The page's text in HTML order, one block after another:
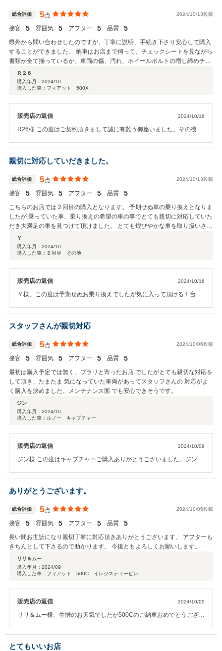
総合評価 5点 2024/10/13投稿
接客 : 5 雰囲気 : 5 アフター : 5 品質 : 5
県外から問い合わせしたのですが、丁寧に説明、手続き下さり安心して購入
することができました。 納車はお店まで伺って、チェックシートを見ながら
書類が全て揃っているか、車両の傷、汚れ、ホイールボルトの増し締めチェ
ックなど行う念の入れよう。 こんな対応初めてで感激しました。
Ｒ２６
購入年月： 2024/10
購入した車：フィアット 500X
販売店の返信 2024/10/16
R26様 この度はご契約頂きまして誠に有難う御座いました。その後、
わせくださいませ。 今後とも、どうぞ宜しくお願いいたします。
親切に対応していだきました。
総合評価 5点 2024/10/13投稿
接客 : 5 雰囲気 : 5 アフター : 5 品質 : 5
こちらのお店では２回目の購入となります。 予期せぬ車の乗り換えとなりま
したが 乗っていた車、乗り換えの希望の車の事でとても親切に対応していた
だき大満足の車を見つけて頂けました。 とても煌びやかな車を取り扱いされ
ているお店ですがどなたにも変わらない対応をして頂けます。購入後もメン
テナス面、費用面でお話しやすいです。 おすすめの信頼出来るお店です。
Ｙ
購入年月： 2024/10
購入した車：ＢＭＷ その他
販売店の返信 2024/10/16
Ｙ様、この度は予期せぬお乗り換えでしたが気に入って頂ける１台が
もしっかり対応させて頂きますのでこれからも末永いお付き合い宜し
くお願い致します。楽しいカーライフをお送りください。
スタッフさんが親切対応
総合評価 5点 2024/10/06投稿
接客 : 5 雰囲気 : 5 アフター : 5 品質 : 5
最初は購入予定では無く、ブラリと寄ったお店 でしたがとても親切な対応を
して頂き、たまたま 気になっていた車両があってスタッフさんの 対応がよ
く購入を決めました。メンテナンス面 でも安心できそうです。
ジン
購入年月： 2024/10
購入した車：ルノー キャプチャー
販売店の返信 2024/10/09
ジン様 この度はキャプチャーご購入ありがとうございました。ジン様
ともしっかりフォローさせていただきますので末永くよろしくお願い
致します。またご紹介もお待ちしております。ありがとうございまし
た！！
ありがとうございます。
総合評価 5点 2024/10/05投稿
接客 : 5 雰囲気 : 5 アフター : 5 品質 : 5
長い間お世話になり親切丁寧に対応頂きありがとうございます。 アフターも
きちんとして下さるので助かります。 今後ともよろしくお願いします。
リリ＆ムー
購入年月： 2024/09
購入した車：フィアット 500C イレジスティービレ
販売店の返信 2024/10/05
リリ＆ムー様、生憎のお天気でしたが500Cのご納車おめでとうござい
で今後も末永いお付き合い宜しくお願い致します。
とてもいいお店